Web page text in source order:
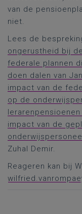
van de
niet.
Lees de
ongerustheid bij
federale plannen
doen dalen van
impact van de
op de
impact van de
Zuhal Demir.
Reageren kan bij